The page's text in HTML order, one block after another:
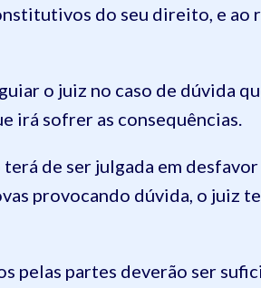
do seu direito, e ao
o juiz no caso de dúvida
irá sofrer as consequências.
de ser julgada em
provocando dúvida, o juiz
pelas partes deverão ser